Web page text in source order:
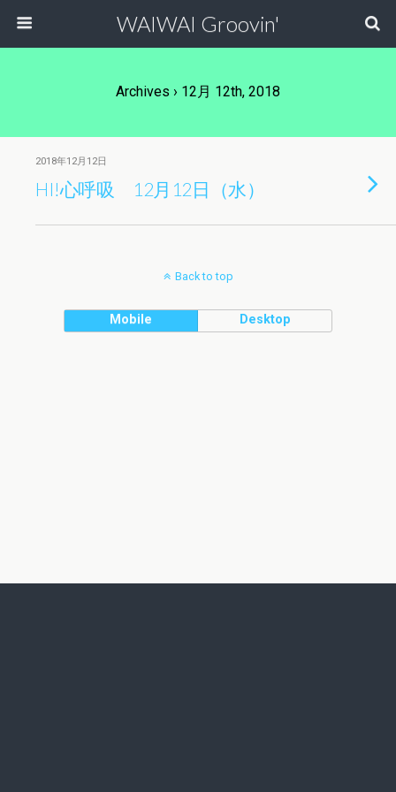
WAIWAI Groovin'
Archives › 12月 12th, 2018
2018年12月12日
HI!心呼吸 12月12日（水）
Back to top
Mobile Desktop